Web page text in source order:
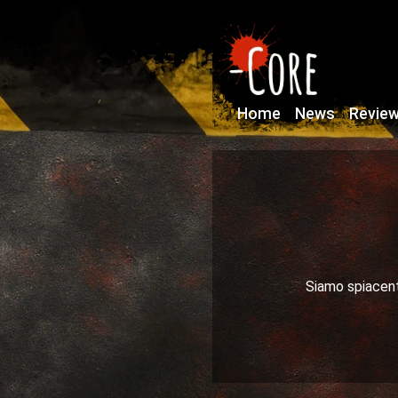
Home News
Siamo